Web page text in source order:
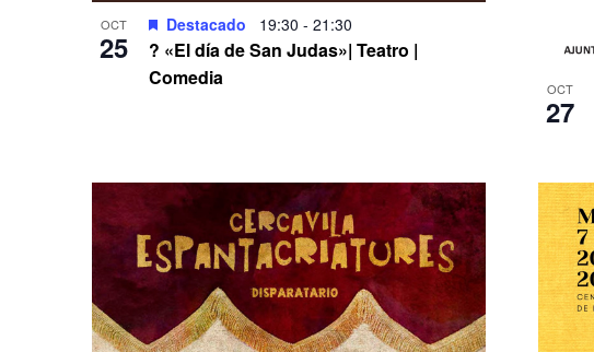
OCT
25
? «El día de San Judas»| Teatro |
Comedia
Destacado 19:30 - 21:30
OCT
27